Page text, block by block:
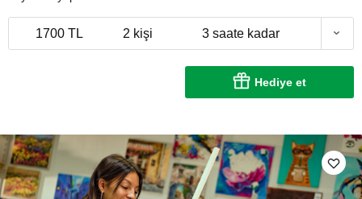
1700 TL 2 kişi 3 saate kadar
Hediye et